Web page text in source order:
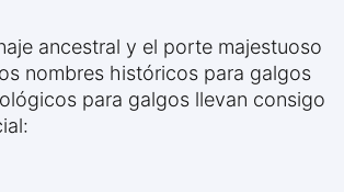
ancestral y el porte majestuoso
nombres históricos para galgos
para galgos llevan consigo